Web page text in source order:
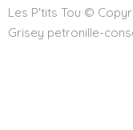
Les P'tits Tou ©
Grisey petronille-